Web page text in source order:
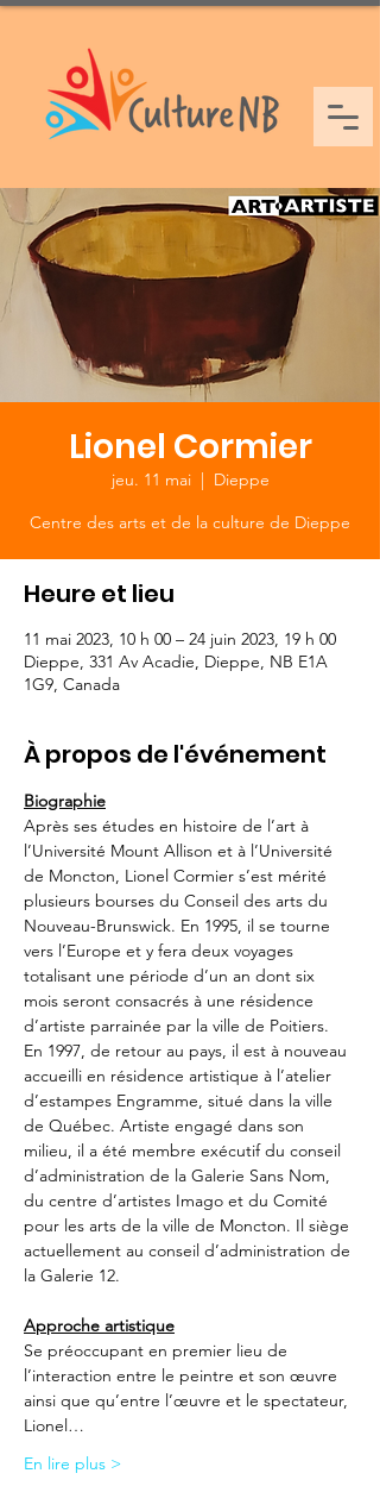
Lionel Cormier
jeu. 11 mai
  |
Dieppe
Centre des arts et de la culture de Dieppe
Heure et lieu
11 mai 2023, 10 h 00 – 24 juin 2023, 19 h 00
Dieppe, 331 Av Acadie, Dieppe, NB E1A
1G9, Canada
À propos de l'événement
Biographie
Après ses études en histoire de l’art à
l’Université Mount Allison et à l’Université
de Moncton, Lionel Cormier s’est mérité
plusieurs bourses du Conseil des arts du
Nouveau-Brunswick. En 1995, il se tourne
vers l’Europe et y fera deux voyages
totalisant une période d’un an dont six
mois seront consacrés à une résidence
d’artiste parrainée par la ville de Poitiers.
En 1997, de retour au pays, il est à nouveau
accueilli en résidence artistique à l’atelier
d’estampes Engramme, situé dans la ville
de Québec. Artiste engagé dans son
milieu, il a été membre exécutif du conseil
d’administration de la Galerie Sans Nom,
du centre d’artistes Imago et du Comité
pour les arts de la ville de Moncton. Il siège
actuellement au conseil d’administration de
la Galerie 12.
Approche artistique
Se préoccupant en premier lieu de
l’interaction entre le peintre et son œuvre
ainsi que qu’entre l’œuvre et le spectateur,
Lionel…
En lire plus >